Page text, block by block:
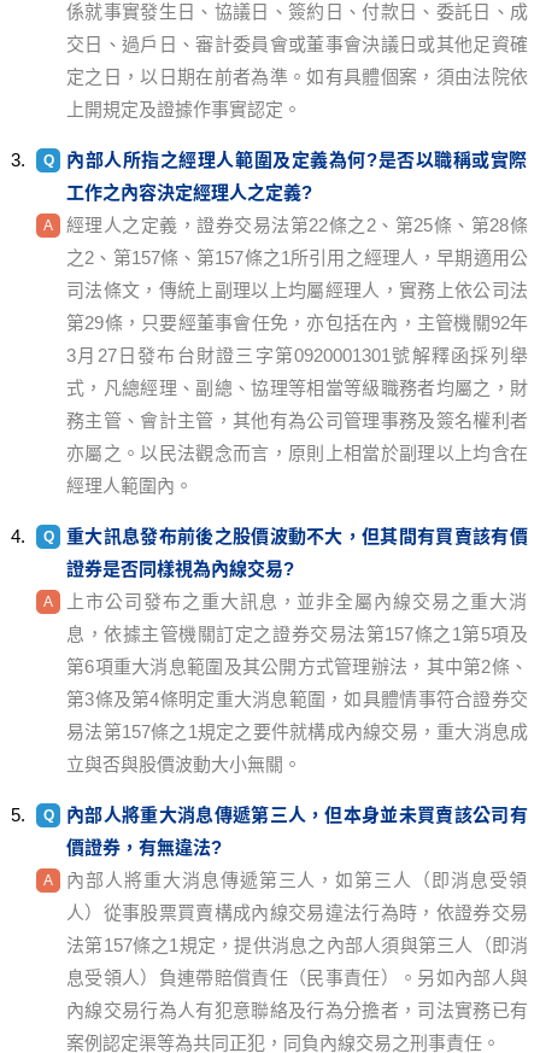
係就事實發生日、協議日、簽約日、付款日、委託日、成
交日、過戶日、審計委員會或董事會決議日或其他足資確
定之日，以日期在前者為準。如有具體個案，須由法院依
上開規定及證據作事實認定。
內部人所指之經理人範圍及定義為何?是否以職稱或實際
工作之內容決定經理人之定義?
經理人之定義，證券交易法第22條之2、第25條、第28條
之2、第157條、第157條之1所引用之經理人，早期適用公
司法條文，傳統上副理以上均屬經理人，實務上依公司法
第29條，只要經董事會任免，亦包括在內，主管機關92年
3月27日發布台財證三字第0920001301號解釋函採列舉
式，凡總經理、副總、協理等相當等級職務者均屬之，財
務主管、會計主管，其他有為公司管理事務及簽名權利者
亦屬之。以民法觀念而言，原則上相當於副理以上均含在
經理人範圍內。
重大訊息發布前後之股價波動不大，但其間有買賣該有價
證券是否同樣視為內線交易?
上市公司發布之重大訊息，並非全屬內線交易之重大消
息，依據主管機關訂定之證券交易法第157條之1第5項及
第6項重大消息範圍及其公開方式管理辦法，其中第2條、
第3條及第4條明定重大消息範圍，如具體情事符合證券交
易法第157條之1規定之要件就構成內線交易，重大消息成
立與否與股價波動大小無關。
內部人將重大消息傳遞第三人，但本身並未買賣該公司有
價證券，有無違法?
內部人將重大消息傳遞第三人，如第三人（即消息受領
人）從事股票買賣構成內線交易違法行為時，依證券交易
法第157條之1規定，提供消息之內部人須與第三人（即消
息受領人）負連帶賠償責任（民事責任）。另如內部人與
內線交易行為人有犯意聯絡及行為分擔者，司法實務已有
案例認定渠等為共同正犯，同負內線交易之刑事責任。